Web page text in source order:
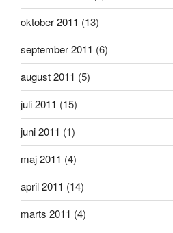
oktober 2011 (13)
september 2011 (6)
august 2011 (5)
juli 2011 (15)
juni 2011 (1)
maj 2011 (4)
april 2011 (14)
marts 2011 (4)